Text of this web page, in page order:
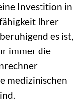
Investition in
Ihrer
es ist,
immer die
medizinischen